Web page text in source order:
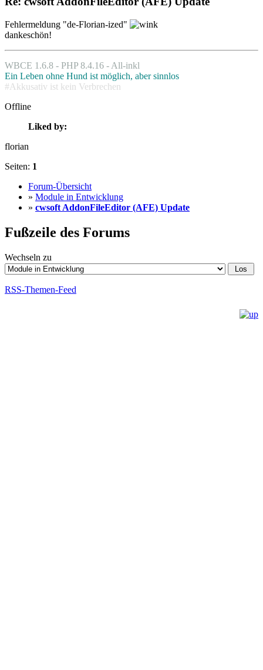
Fehlermeldung "de-Florian-ized"
dankeschön!
WBCE 1.6.8 - PHP 8.4.16 - All-inkl
Ein Leben ohne Hund ist möglich, aber sinnlos
#Akkusativ ist kein Verbrechen
Offline
Liked by:
florian
Seiten: 1
Forum-Übersicht
» Module in Entwicklung
» cwsoft AddonFileEditor (AFE) Update
Fußzeile des Forums
Wechseln zu
RSS-Themen-Feed